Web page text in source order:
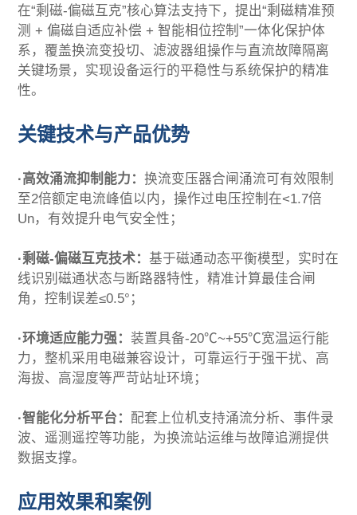
在“剩磁-偏磁互克”核心算法支持下，提出“剩磁精准预
测 + 偏磁自适应补偿 + 智能相位控制”一体化保护体
系，覆盖换流变投切、滤波器组操作与直流故障隔离
关键场景，实现设备运行的平稳性与系统保护的精准
性。
关键技术与产品优势
·高效涌流抑制能力：换流变压器合闸涌流可有效限制
至2倍额定电流峰值以内，操作过电压控制在<1.7倍
Un，有效提升电气安全性；
·剩磁-偏磁互克技术：基于磁通动态平衡模型，实时在
线识别磁通状态与断路器特性，精准计算最佳合闸
角，控制误差≤0.5°；
·环境适应能力强： 装置具备-20℃~+55℃宽温运行能
力，整机采用电磁兼容设计，可靠运行于强干扰、高
海拔、高湿度等严苛站址环境；
·智能化分析平台： 配套上位机支持涌流分析、事件录
波、遥测遥控等功能，为换流站运维与故障追溯提供
数据支撑。
应用效果和案例